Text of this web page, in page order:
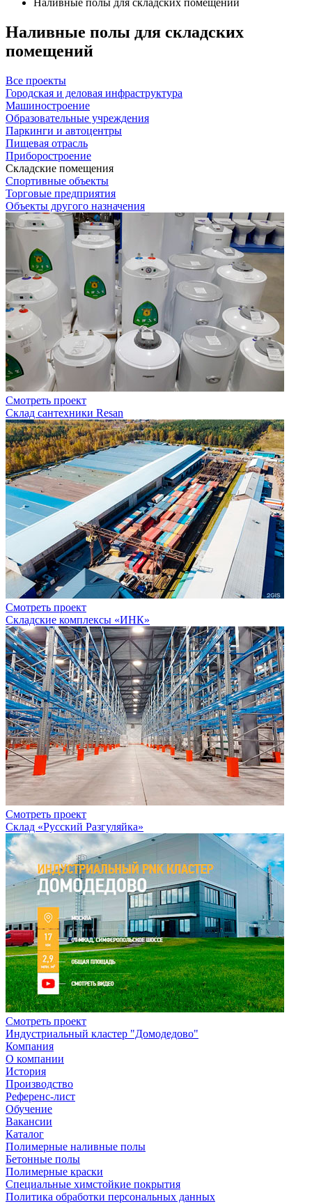
Наливные полы для складских помещений
Наливные полы для складских
помещений
Все проекты
Городская и деловая инфраструктура
Машиностроение
Образовательные учреждения
Паркинги и автоцентры
Пищевая отрасль
Приборостроение
Складские помещения
Спортивные объекты
Торговые предприятия
Объекты другого назначения
Смотреть проект
Склад сантехники Resan
Смотреть проект
Складские комплексы «ИНК»
Смотреть проект
Склад «Русский Разгуляйка»
Смотреть проект
Индустриальный кластер "Домодедово"
Компания
О компании
История
Производство
Референс-лист
Обучение
Вакансии
Каталог
Полимерные наливные полы
Бетонные полы
Полимерные краски
Специальные химстойкие покрытия
Политика обработки персональных данных